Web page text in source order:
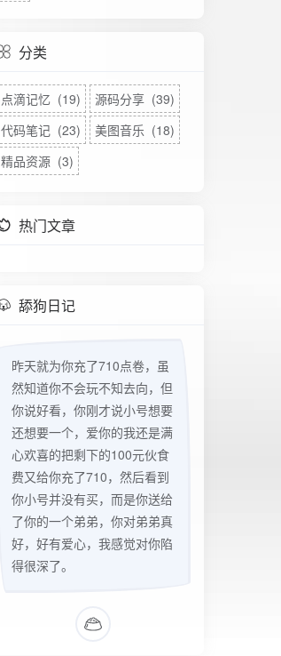
分类
点滴记忆 (19)
源码分享 (39)
代码笔记 (23)
美图音乐 (18)
精品资源 (3)
热门文章
舔狗日记
昨天就为你充了710点卷，虽
然知道你不会玩不知去向，但
你说好看，你刚才说小号想要
还想要一个，爱你的我还是满
心欢喜的把剩下的100元伙食
费又给你充了710，然后看到
你小号并没有买，而是你送给
了你的一个弟弟，你对弟弟真
好，好有爱心，我感觉对你陷
得很深了。